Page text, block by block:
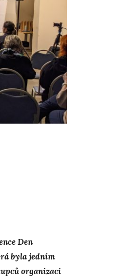
Den
byla jedním
organizací